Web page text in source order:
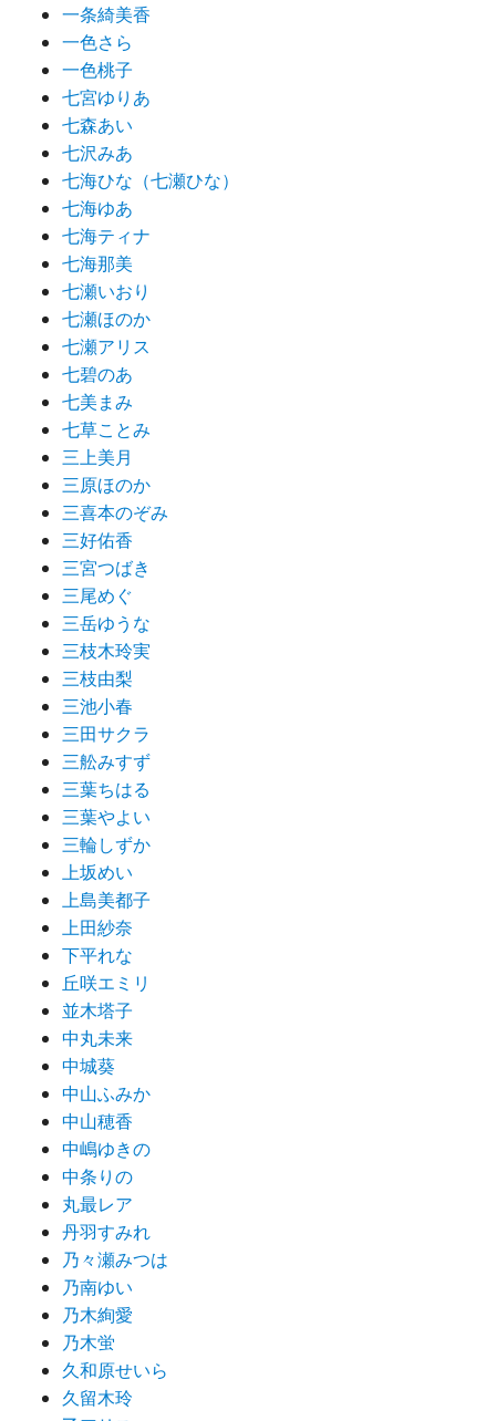
一条綺美香
一色さら
一色桃子
七宮ゆりあ
七森あい
七沢みあ
七海ひな（七瀬ひな）
七海ゆあ
七海ティナ
七海那美
七瀬いおり
七瀬ほのか
七瀬アリス
七碧のあ
七美まみ
七草ことみ
三上美月
三原ほのか
三喜本のぞみ
三好佑香
三宮つばき
三尾めぐ
三岳ゆうな
三枝木玲実
三枝由梨
三池小春
三田サクラ
三舩みすず
三葉ちはる
三葉やよい
三輪しずか
上坂めい
上島美都子
上田紗奈
下平れな
丘咲エミリ
並木塔子
中丸未来
中城葵
中山ふみか
中山穂香
中嶋ゆきの
中条りの
丸最レア
丹羽すみれ
乃々瀬みつは
乃南ゆい
乃木絢愛
乃木蛍
久和原せいら
久留木玲